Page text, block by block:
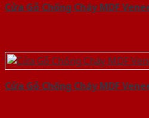
Cửa Gỗ Chống Cháy MDF
Cửa Gỗ Chống Cháy MDF